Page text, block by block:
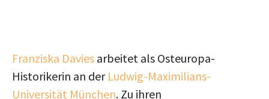
Franziska Davies arbeitet als Osteuropa-
Historikerin an der Ludwig-Maximilians-
Universität München. Zu ihren